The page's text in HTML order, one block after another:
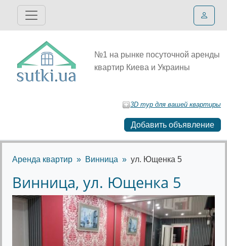
№1 на рынке посуточной аренды
квартир Киева и Украины
3D тур для вашей квартиры
Добавить объявление
Аренда квартир Винница ул. Ющенка 5
Винница, ул. Ющенка 5